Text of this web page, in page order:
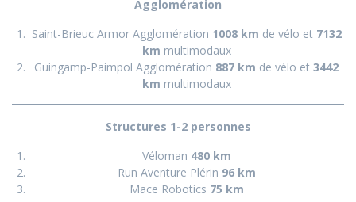
Agglomération
Saint-Brieuc Armor Agglomération 1008 km de vélo et 7132
km multimodaux
Guingamp-Paimpol Agglomération 887 km de vélo et 3442
km multimodaux
Structures 1-2 personnes
Véloman 480 km
Run Aventure Plérin 96 km
Mace Robotics 75 km